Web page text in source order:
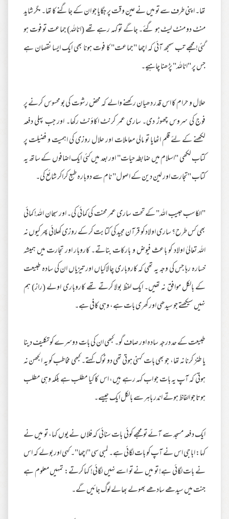
تھا۔ اپنی طرف سے تو میں نے عین وقت پر جگایا جو ان کے جاگنے کا تھا۔ مگر شاید
منٹ دو منٹ لیٹ ہو گئے۔ جاگے تو کہہ رہے تھے (اناللہ) جماعت تو فوت ہو
گئی! مجھے تب سمجھ آئی کہ اچھا "جماعت" کا فوت ہونا بھی ایک ایسا نقصان ہے
جس پر "اناللہ" پڑھنا چاہیے۔
حلال و حرام کا اس قدر دھیان رکھنے والے کہ محض رشوت کی بو محسوس کرنے پر
فوج کی سروس چھوڑ دی۔ ساری عمر کرنٹ اکاؤنٹ رکھا۔ اور جب پہلی دفعہ
لکھنے کے لئے قلم اٹھایا تو مالی معاملات اور حلال روزی کی اہمیت و فضیلت پر
کتاب لکھی "اسلام میں ضابطہ حیات" اور بعد میں کئی ایک اضافوں کے ساتھ یہ
کتاب "تجارت اور لین دین کے اصول" نام سے دوبارہ طبع کراکر شائع کی۔
"الکاسب حبیب اللہ" کے تحت ساری عمر محنت کی کمائی کی۔ اور سبحان اللہ! کمائی
بھی کس طرح؟ ساری اولاد کو قرآن مجید کی کتابت کر کے روزی کھلائی پھر کیوں نہ
اللہ تعالیٰ اولاد کو باعث فیوض و بارکات بناتے۔ کاروبار اور تجارت میں ہمیشہ
خسارہ رہا جس کی وجہ یہ تھی کہ کاروباری چالاکیاں اور تیزیاں ان کی سادہ طبیعت
کے بالکل موافق نہ تھیں۔ ایک لفظ بولا کرتے تھے کاروباری اولے (راز) ہم
نہیں سیکھتے جو سیدھی اور کھری بات ہے، وہی کافی ہے۔
طبیعت کے حد درجہ سادہ اور صاف گو۔ کبھی ان کی بات دوسرے کو تکلیف دینا
یا طنز کرنا نہ تھا، جو بھی بات کہنی ہوتی تھی دو ٹوک کہتے۔ کبھی مخاطب کو یہ الجھن نہ
ہوتی کہ آپ یہ بات جو اب کہہ رہے ہیں، اس کا کیا مطلب ہے بلکہ وہی مطلب
ہوتا جو الفاظ ہوتے اندر باہر سے بالکل ایک جیسے۔
ایک دفعہ مسجد سے آئے تو مجھے کوئی بات سنائی کہ فلاں نے یوں کہا، تو میں نے
کہا: اباجی اس نے آپ کو بات لگائی ہے۔ لمبی سی "اچھا"۔ کہی اور بولے کہ اس
نے بات لگائی ہے! تو میں نے تو اسے نہیں لگائی! کہا کرتے: تمہیں معلوم ہے
جنت میں سیدھے سادھے بھولے بھالے لوگ جائیں گے۔